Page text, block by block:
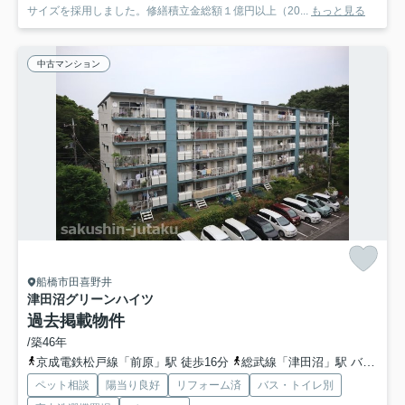
サイズを採用しました。修繕積立金総額１億円以上（20...
もっと見る
中古マンション
船橋市田喜野井
津田沼グリーンハイツ
過去掲載物件
/築46年
京成電鉄松戸線「前原」駅 徒歩16分
総武線「津田沼」駅 バス10分 「四号棟前」 停歩1分
ペット相談 陽当り良好 リフォーム済
バス・トイレ別